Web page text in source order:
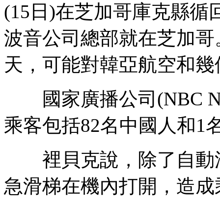
(15日)在芝加哥庫克縣循
波音公司總部就在芝加
天，可能對韓亞航空和
國家廣播公司(NBC
乘客包括82名中國人和1
裡貝克說，除了自動
急滑梯在機內打開，造